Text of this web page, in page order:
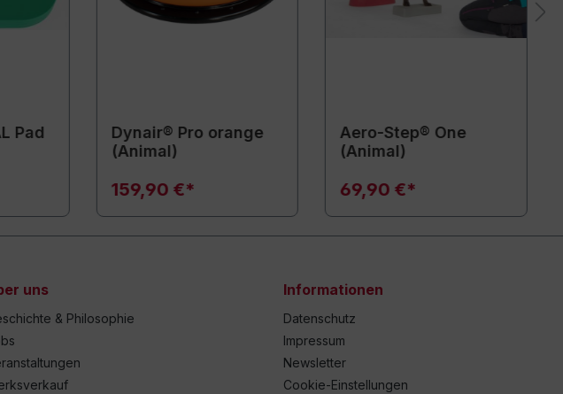
Pad
Dynair® Pro orange
(Animal)
159,90 €*
Aero-Step® One
(Animal)
69,90 €*
uns
& Philosophie
Informationen
Datenschutz
Impressum
Newsletter
Cookie-Einstellungen